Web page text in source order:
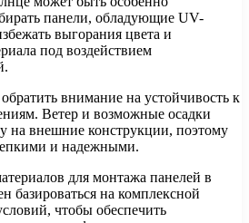
панели, обладующие UV-
выгорания цвета и
под воздействием
внимание на устойчивость к
Ветер и возможные осадки
на внешние конструкции, поэтому
и надежными.
для монтажа панелей в
базироваться на комплексной
чтобы обеспечить